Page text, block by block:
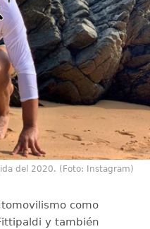
del 2020. (Foto: Instagram)
como
y también